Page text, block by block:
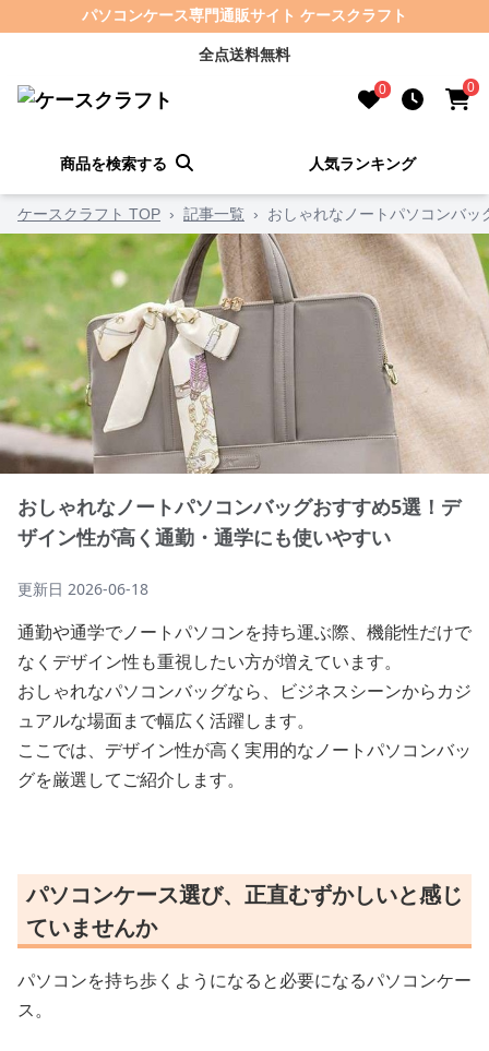
パソコンケース専門通販サイト ケースクラフト
全点送料無料
0 0
商品を検索する 人気ランキング
ケースクラフト TOP › 記事一覧 › おしゃれなノートパソコンバ
おしゃれなノートパソコンバッグおすすめ5選！デ
ザイン性が高く通勤・通学にも使いやすい
更新日 2026-06-18
通勤や通学でノートパソコンを持ち運ぶ際、機能性だけで
なくデザイン性も重視したい方が増えています。
おしゃれなパソコンバッグなら、ビジネスシーンからカジ
ュアルな場面まで幅広く活躍します。
ここでは、デザイン性が高く実用的なノートパソコンバッ
グを厳選してご紹介します。
パソコンケース選び、正直むずかしいと感じ
ていませんか
パソコンを持ち歩くようになると必要になるパソコンケー
ス。